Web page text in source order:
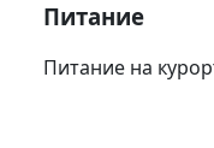
Питание
Питание на